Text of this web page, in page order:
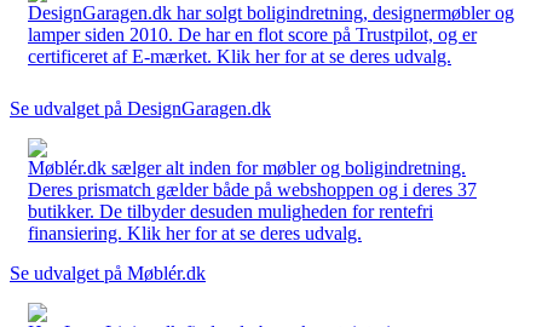
DesignGaragen.dk har solgt boligindretning, designermøbler og
lamper siden 2010. De har en flot score på Trustpilot, og er
certificeret af E-mærket. Klik her for at se deres udvalg.
Se udvalget på DesignGaragen.dk
Møblér.dk sælger alt inden for møbler og boligindretning.
Deres prismatch gælder både på webshoppen og i deres 37
butikker. De tilbyder desuden muligheden for rentefri
finansiering. Klik her for at se deres udvalg.
Se udvalget på Møblér.dk